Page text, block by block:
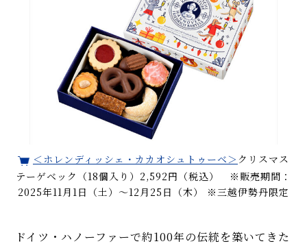
＜ホレンディッシェ・カカオシュトゥーベ＞ クリスマス
テーゲベック（18個入り）2,592円（税込） ※販売期間：
2025年11月1日（土）〜12月25日（木） ※三越伊勢丹限定
ドイツ・ハノーファーで約100年の伝統を築いてきた